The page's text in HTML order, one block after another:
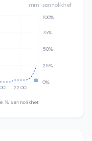
mm · sannolikhet
22:00
0%
25%
50%
75%
100%
% sannolikhet